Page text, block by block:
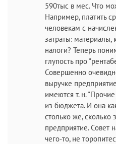
590тыс в мес. Что
Например, платить
человекам с
затраты: материалы,
налоги? Теперь
глупость про
Совершенно
выручке
имеются т. н.
из бюджета. И она
столько же, сколько
предприятие. Совет
чего-то, не